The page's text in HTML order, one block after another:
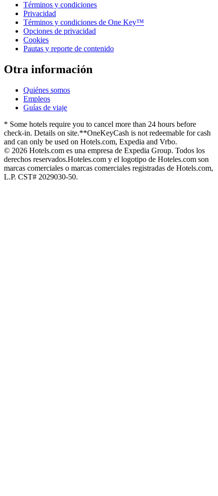
Términos y condiciones
Privacidad
Términos y condiciones de One Key™
Opciones de privacidad
Cookies
Pautas y reporte de contenido
Otra información
Quiénes somos
Empleos
Guías de viaje
* Some hotels require you to cancel more than 24 hours before
check-in. Details on site.**OneKeyCash is not redeemable for cash
and can only be used on Hotels.com, Expedia and Vrbo.
© 2026 Hotels.com es una empresa de Expedia Group. Todos los
derechos reservados.Hoteles.com y el logotipo de Hoteles.com son
marcas comerciales o marcas comerciales registradas de Hotels.com,
L.P. CST# 2029030-50.